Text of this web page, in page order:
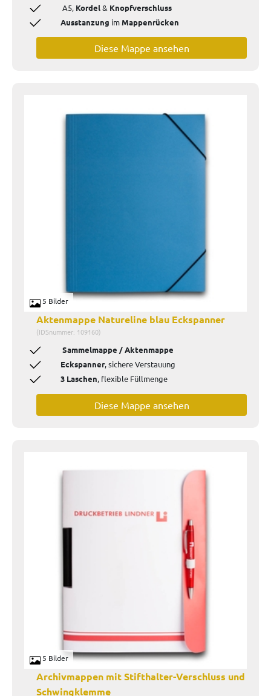
A5, Kordel& Knopfverschluss
Ausstanzung imMappenrücken
Diese Mappe ansehen
5 Bilder
Aktenmappe Natureline blau Eckspanner
(IDSnummer: 109160)
Sammelmappe / Aktenmappe
Eckspanner, sichere Verstauung
3 Laschen, flexible Füllmenge
Diese Mappe ansehen
5 Bilder
Archivmappen mit Stifthalter-Verschluss und
Schwingklemme